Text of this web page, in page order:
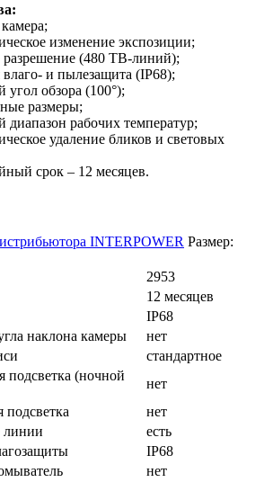
изменение экспозиции;
разрешение (480 ТВ-линий);
влаго- и пылезащита (IP68);
угол обзора (100°);
размеры;
диапазон рабочих температур;
удаление бликов и световых
срок – 12 месяцев.
INTERPOWER Размер:
2953
12 месяцев
IP68
наклона камеры
нет
стандартное
подсветка (ночной
нет
подсветка
нет
линии
есть
IP68
нет